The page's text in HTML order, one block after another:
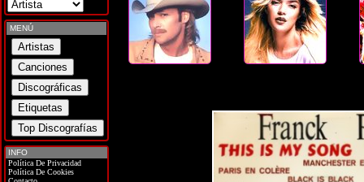
MENÚ
INFO
Política De Privacidad
Política De Cookies